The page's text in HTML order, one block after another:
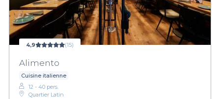
4,9 (15)
Alimento
Cuisine italienne
12 - 40 pers.
Quartier Latin